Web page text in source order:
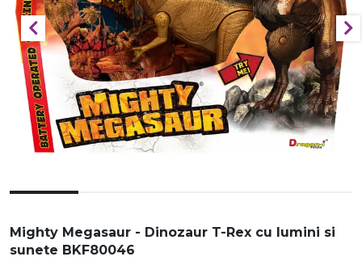
Mighty Megasaur - Dinozaur T-Rex cu lumini si
sunete BKF80046